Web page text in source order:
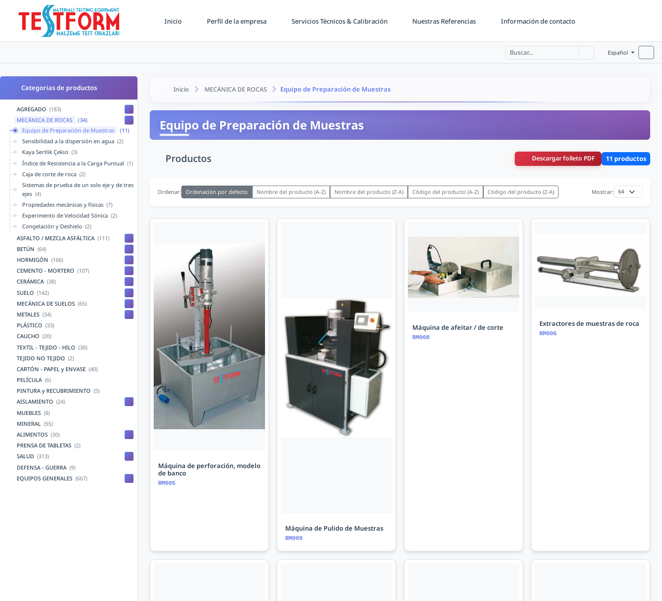
Inicio Perfil de la empresa Servicios Técnicos & Calibración Nuestras Referencias Información de contacto
Español
Categorias de productos
AGREGADO (183)
MECÁNICA DE ROCAS
(34)
Equipo de Preparación de Muestras
(11)
Sensibilidad a la dispersión en agua (2)
Kaya Sertlik Çekici (3)
Índice de Resistencia a la Carga Puntual (1)
Caja de corte de roca (2)
Sistemas de prueba de un solo eje y de tres
ejes (4)
Propiedades mecánicas y físicas (7)
Experimento de Velocidad Sónica (2)
Congelación y Deshielo (2)
ASFALTO / MEZCLA ASFÁLTICA (111)
BETÚN (64)
HORMIGÓN (166)
CEMENTO - MORTERO (107)
CERÁMICA (38)
SUELO (142)
MECÁNICA DE SUELOS (65)
METALES (34)
PLÁSTICO (33)
CAUCHO (20)
TEXTIL - TEJIDO - HILO (30)
TEJIDO NO TEJIDO (2)
CARTÓN - PAPEL y ENVASE (40)
PELÍCULA (6)
PINTURA y RECUBRIMIENTO (5)
AISLAMIENTO (24)
MUEBLES (8)
MINERAL
(55)
ALIMENTOS (30)
PRENSA DE TABLETAS (2)
SALUD (313)
DEFENSA - GUERRA (9)
EQUIPOS GENERALES (667)
Inicio MECÁNICA DE ROCAS Equipo de Preparación de Muestras
Equipo de Preparación de Muestras
Productos Descargar folleto PDF 11 productos
Ordenar: Ordenación por defecto Nombre del producto (A-Z) Nombre del producto (Z-A) Código del producto (A-Z) Código del producto (Z-A) Mostrar:
Máquina de perforación, modelo
de banco
RM005
Máquina de Pulido de Muestras
RM009
Máquina de afeitar / de corte
RM008
Extractores de muestras de roca
RM006